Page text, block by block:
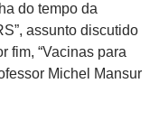
do tempo da
assunto discutido
fim, “Vacinas para
Michel Mansur